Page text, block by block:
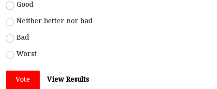
Good
Neither better nor bad
Bad
Worst
Vote View Results